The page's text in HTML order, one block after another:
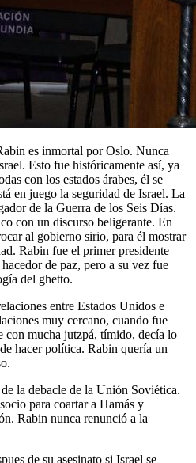
es inmortal por Oslo. Nunca
Esto fue históricamente así, ya
con los estados árabes, él se
en juego la seguridad de Israel. La
de la Guerra de los Seis Días.
con un discurso beligerante. En
al gobierno sirio, para él mostrar
Rabin fue el primer presidente
de paz, pero a su vez fue
del ghetto.
entre Estados Unidos e
muy cercano, cuando fue
con mucha jutzpá, tímido, decía lo
hacer política. Rabin quería un
la debacle de la Unión Soviética.
para coartar a Hamás y
Rabin nunca renunció a la
de su asesinato si Israel se